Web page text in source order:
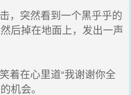
突然看到一个黑乎乎的
后掉在地面上，发出一声
着在心里道“我谢谢你全
机会。